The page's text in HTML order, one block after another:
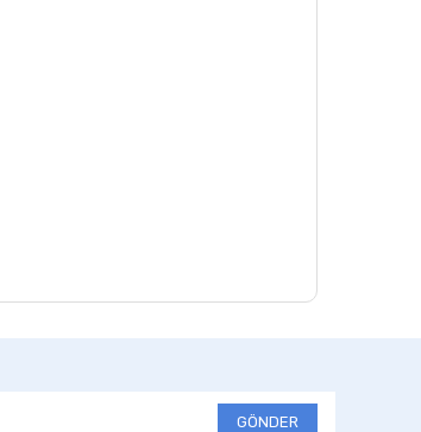
GÖNDER